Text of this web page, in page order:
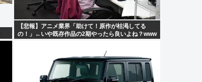
【悲報】アニメ業界「助けて！原作が枯渇してる
の！」←いや既存作品の2期やったら良いよね？www